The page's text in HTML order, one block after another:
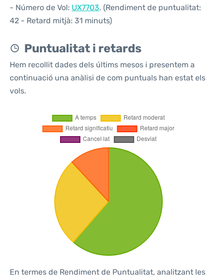
- Número de Vol: UX7703. (Rendiment de puntualitat:
42 - Retard mitjà: 31 minuts)
Puntualitat i retards
Hem recollit dades dels últims mesos i presentem a
continuació una anàlisi de com puntuals han estat els
vols.
En termes de Rendiment de Puntualitat, analitzant les